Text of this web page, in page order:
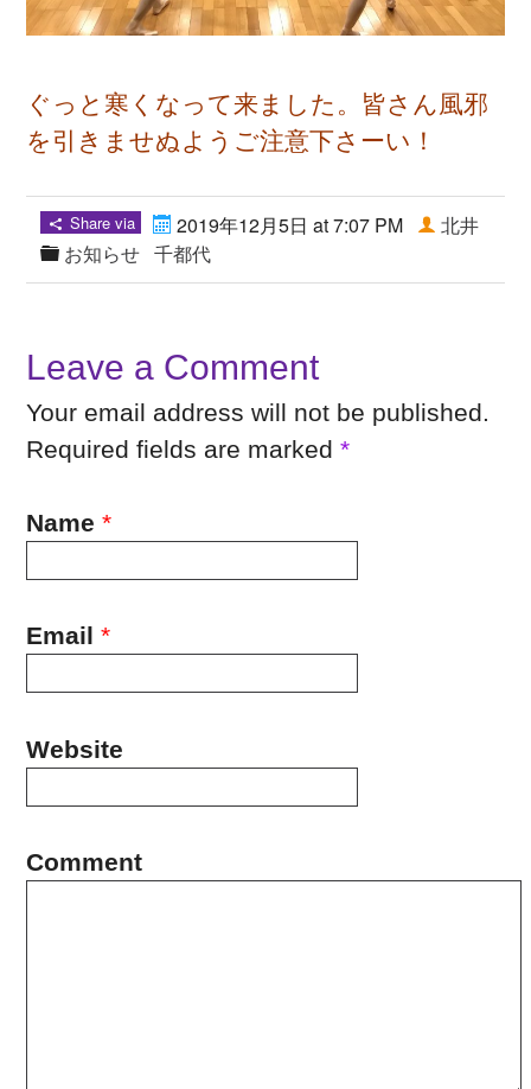
ぐっと寒くなって来ました。皆さん風邪
を引きませぬようご注意下さーい！
Share via
2019年12月5日 at 7:07 PM
お知らせ
北井
千都代
Leave a Comment
Your email address will not be published.
Required fields are marked*
Name *
Email *
Website
Comment